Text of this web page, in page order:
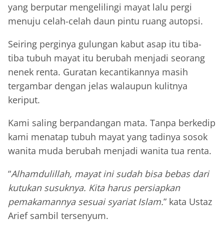
yang berputar mengelilingi mayat lalu pergi
menuju celah-celah daun pintu ruang autopsi.
Seiring perginya gulungan kabut asap itu tiba-
tiba tubuh mayat itu berubah menjadi seorang
nenek renta. Guratan kecantikannya masih
tergambar dengan jelas walaupun kulitnya
keriput.
Kami saling berpandangan mata. Tanpa berkedip
kami menatap tubuh mayat yang tadinya sosok
wanita muda berubah menjadi wanita tua renta.
“Alhamdulillah, mayat ini sudah bisa bebas dari
kutukan susuknya. Kita harus persiapkan
pemakamannya sesuai syariat Islam.” kata Ustaz
Arief sambil tersenyum.